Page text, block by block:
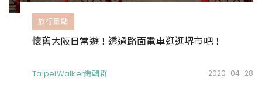
旅行景點
懷舊大阪日常遊！透過路面電車逛逛堺市吧！
TaipeiWalker編輯群 2020-04-28